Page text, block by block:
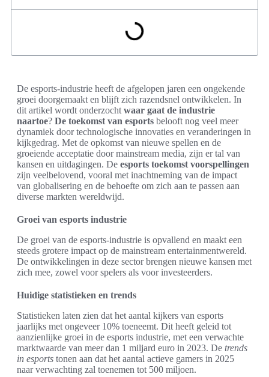
De esports-industrie heeft de afgelopen jaren een ongekende
groei doorgemaakt en blijft zich razendsnel ontwikkelen. In
dit artikel wordt onderzocht waar gaat de industrie
naartoe? De toekomst van esports belooft nog veel meer
dynamiek door technologische innovaties en veranderingen in
kijkgedrag. Met de opkomst van nieuwe spellen en de
groeiende acceptatie door mainstream media, zijn er tal van
kansen en uitdagingen. De esports toekomst voorspellingen
zijn veelbelovend, vooral met inachtneming van de impact
van globalisering en de behoefte om zich aan te passen aan
diverse markten wereldwijd.
Groei van esports industrie
De groei van de esports-industrie is opvallend en maakt een
steeds grotere impact op de mainstream entertainmentwereld.
De ontwikkelingen in deze sector brengen nieuwe kansen met
zich mee, zowel voor spelers als voor investeerders.
Huidige statistieken en trends
Statistieken laten zien dat het aantal kijkers van esports
jaarlijks met ongeveer 10% toeneemt. Dit heeft geleid tot
aanzienlijke groei in de esports industrie, met een verwachte
marktwaarde van meer dan 1 miljard euro in 2023. De trends
in esports tonen aan dat het aantal actieve gamers in 2025
naar verwachting zal toenemen tot 500 miljoen.